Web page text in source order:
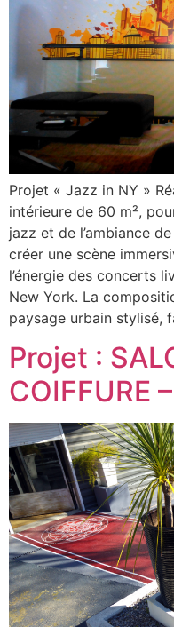
Projet « Jazz in NY »
intérieure de 60 m²,
jazz et de l’ambiance
créer une scène
l’énergie des concerts
New York. La
paysage urbain stylisé,
Projet :
COIFFURE